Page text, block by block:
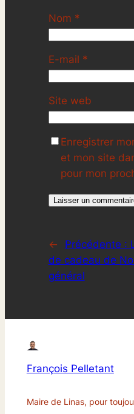
Nom *
E-mail *
Site web
Enregistrer
et mon site
pour mon
← Précédente :
de cadeau de
général
François Pelletant
Maire de Linas, pour